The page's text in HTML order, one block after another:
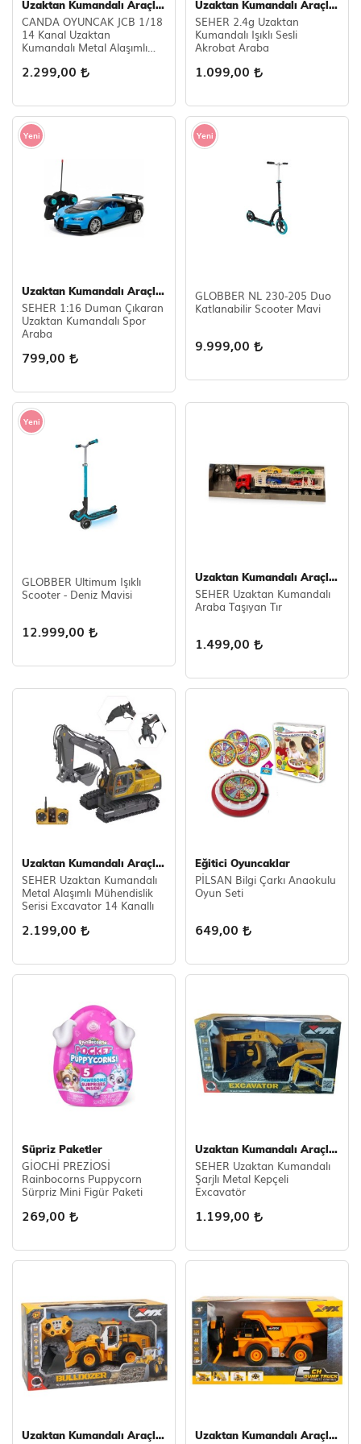
Scooter Çeşitleri
Uzaktan Kumandalı Araçlar
CANDA OYUNCAK JCB 1/18
14 Kanal Uzaktan
Kumandalı Metal Alaşımlı
Dönebilen, Işıklı ve Sesli,
2.299,00
Uzaktan Kumandalı Araçlar
SEHER 2.4g Uzaktan
Kumandalı Işıklı Sesli
Akrobat Araba
1.099,00
Yeni
Uzaktan Kumandalı Araçlar
SEHER 1:16 Duman Çıkaran
Uzaktan Kumandalı Spor
Araba
799,00
Yeni
GLOBBER NL 230-205 Duo
Katlanabilir Scooter Mavi
9.999,00
Yeni
GLOBBER Ultimum Işıklı
Scooter - Deniz Mavisi
12.999,00
Uzaktan Kumandalı Araçlar
SEHER Uzaktan Kumandalı
Araba Taşıyan Tır
1.499,00
Uzaktan Kumandalı Araçlar
SEHER Uzaktan Kumandalı
Metal Alaşımlı Mühendislik
Serisi Excavator 14 Kanallı
2.199,00
Eğitici Oyuncaklar
PİLSAN Bilgi Çarkı Anaokulu
Oyun Seti
649,00
Süpriz Paketler
GİOCHİ PREZİOSİ
Rainbocorns Puppycorn
Sürpriz Mini Figür Paketi
269,00
Uzaktan Kumandalı Araçlar
SEHER Uzaktan Kumandalı
Şarjlı Metal Kepçeli
Excavatör
1.199,00
Uzaktan Kumandalı Araçlar Uzaktan Kumandalı Araçlar